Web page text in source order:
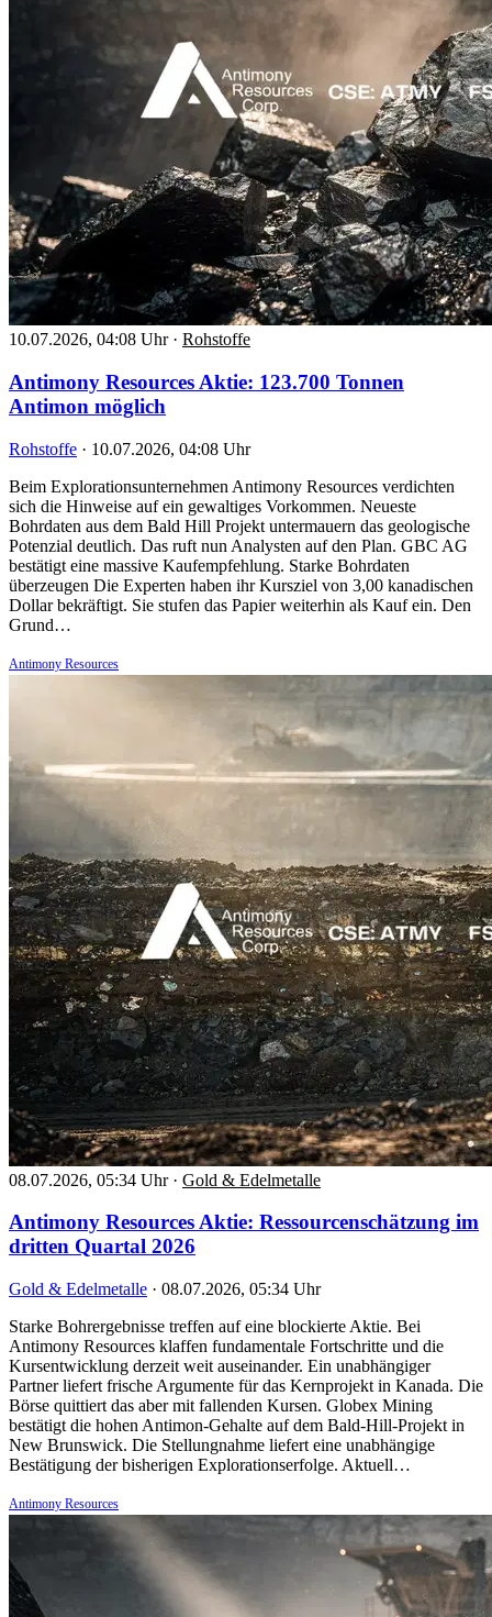
10.07.2026, 04:08 Uhr · Rohstoffe
Antimony Resources Aktie: 123.700 Tonnen
Antimon möglich
Rohstoffe · 10.07.2026, 04:08 Uhr
Beim Explorationsunternehmen Antimony Resources verdichten
sich die Hinweise auf ein gewaltiges Vorkommen. Neueste
Bohrdaten aus dem Bald Hill Projekt untermauern das geologische
Potenzial deutlich. Das ruft nun Analysten auf den Plan. GBC AG
bestätigt eine massive Kaufempfehlung. Starke Bohrdaten
überzeugen Die Experten haben ihr Kursziel von 3,00 kanadischen
Dollar bekräftigt. Sie stufen das Papier weiterhin als Kauf ein. Den
Grund…
Antimony Resources
08.07.2026, 05:34 Uhr · Gold & Edelmetalle
Antimony Resources Aktie: Ressourcenschätzung im
dritten Quartal 2026
Gold & Edelmetalle · 08.07.2026, 05:34 Uhr
Starke Bohrergebnisse treffen auf eine blockierte Aktie. Bei
Antimony Resources klaffen fundamentale Fortschritte und die
Kursentwicklung derzeit weit auseinander. Ein unabhängiger
Partner liefert frische Argumente für das Kernprojekt in Kanada. Die
Börse quittiert das aber mit fallenden Kursen. Globex Mining
bestätigt die hohen Antimon-Gehalte auf dem Bald-Hill-Projekt in
New Brunswick. Die Stellungnahme liefert eine unabhängige
Bestätigung der bisherigen Explorationserfolge. Aktuell…
Antimony Resources